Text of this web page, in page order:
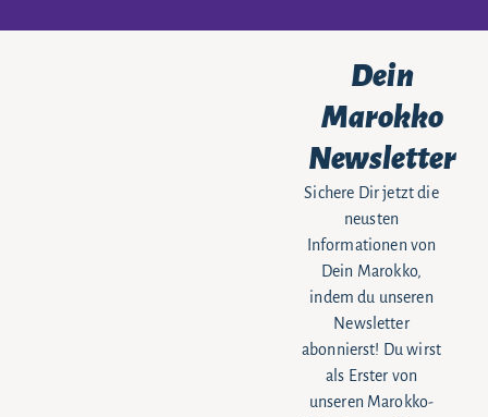
Dein
Marokko
Newsletter
Sichere Dir jetzt die
neusten
Informationen von
Dein Marokko,
indem du unseren
Newsletter
abonnierst! Du wirst
als Erster von
unseren Marokko-